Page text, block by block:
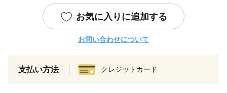
お気に入りに追加する
お問い合わせについて
支払い方法 クレジットカード